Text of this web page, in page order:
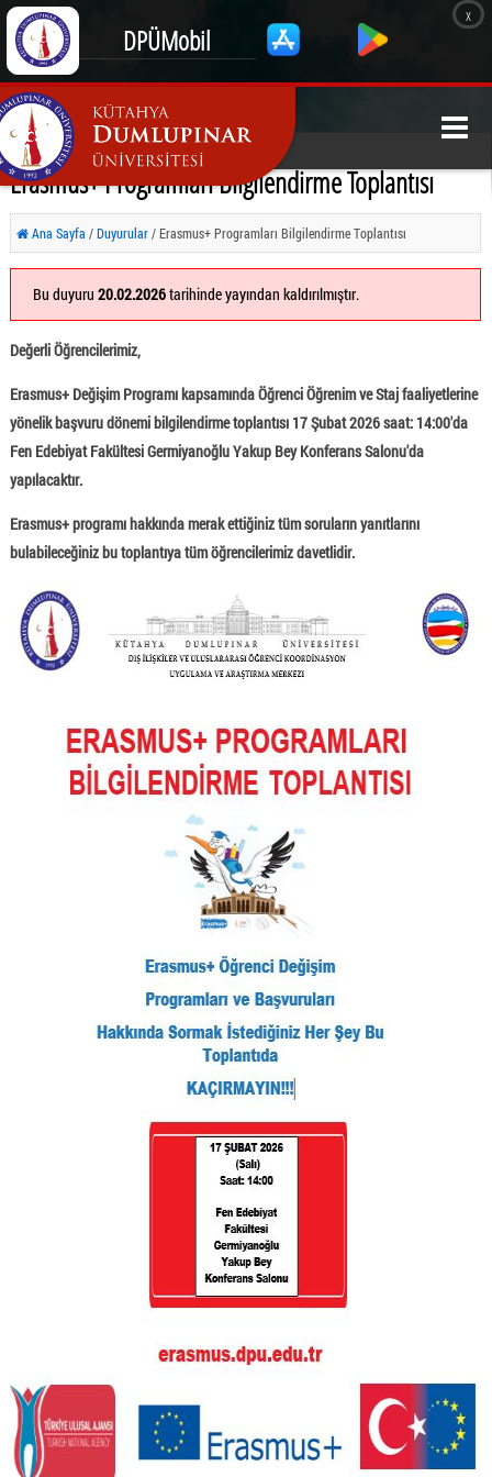
DPÜMobil
x
Erasmus+ Programları Bilgilendirme Toplantısı
Ana Sayfa /Duyurular/ Erasmus+ Programları Bilgilendirme Toplantısı
Bu duyuru 20.02.2026tarihinde yayından kaldırılmıştır.
Değerli Öğrencilerimiz,
Erasmus+ Değişim Programı kapsamında Öğrenci Öğrenim ve Staj faaliyetlerine
yönelik başvuru dönemi bilgilendirme toplantısı 17 Şubat 2026 saat: 14:00'da
Fen Edebiyat Fakültesi Germiyanoğlu Yakup Bey Konferans Salonu'da
yapılacaktır.
Erasmus+ programı hakkında merak ettiğiniz tüm soruların yanıtlarını
bulabileceğiniz bu toplantıya tüm öğrencilerimiz davetlidir.